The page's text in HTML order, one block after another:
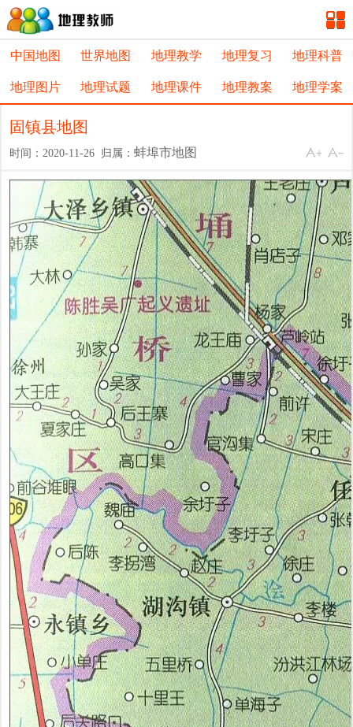
中国地图 世界地图 地理教学 地理复习 地理科普
地理图片 地理试题 地理课件 地理教案 地理学案
固镇县地图
时间：2020-11-26 归属：蚌埠市地图